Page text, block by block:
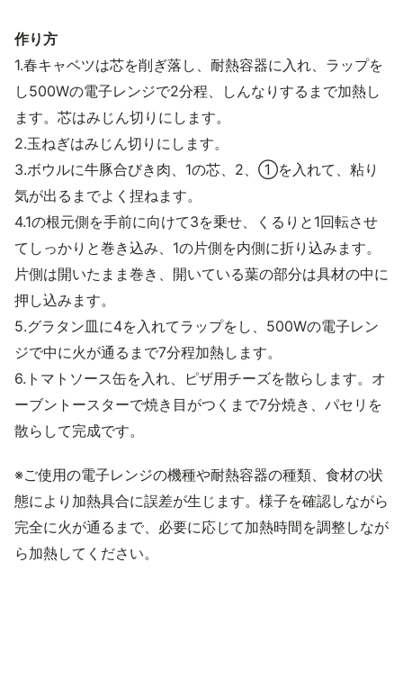
作り方
1.春キャベツは芯を削ぎ落し、耐熱容器に入れ、ラップを
し500Wの電子レンジで2分程、しんなりするまで加熱し
ます。芯はみじん切りにします。
2.玉ねぎはみじん切りにします。
3.ボウルに牛豚合びき肉、1の芯、2、①を入れて、粘り
気が出るまでよく捏ねます。
4.1の根元側を手前に向けて3を乗せ、くるりと1回転させ
てしっかりと巻き込み、1の片側を内側に折り込みます。
片側は開いたまま巻き、開いている葉の部分は具材の中に
押し込みます。
5.グラタン皿に4を入れてラップをし、500Wの電子レン
ジで中に火が通るまで7分程加熱します。
6.トマトソース缶を入れ、ピザ用チーズを散らします。オ
ーブントースターで焼き目がつくまで7分焼き、パセリを
散らして完成です。
※ご使用の電子レンジの機種や耐熱容器の種類、食材の状
態により加熱具合に誤差が生じます。様子を確認しながら
完全に火が通るまで、必要に応じて加熱時間を調整しなが
ら加熱してください。